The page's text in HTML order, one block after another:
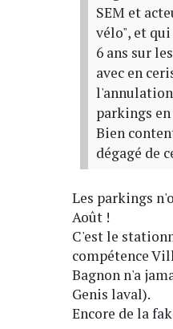
SEM et
vélo", et
6 ans sur
avec en
parkings
Bien
dégagé de
Les parkings
Août !
C'est le
compétence
Bagnon n'a
Genis laval).
Encore de la